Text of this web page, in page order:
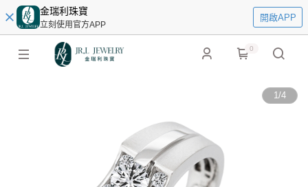
金瑞利珠寶
立刻使用官方APP
開啟APP
0
1/4